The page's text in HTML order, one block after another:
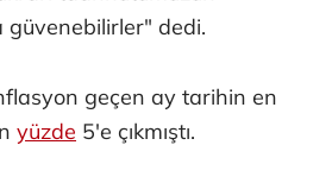
güvenebilirler" dedi.
geçen ay tarihin en
yüzde 5'e çıkmıştı.